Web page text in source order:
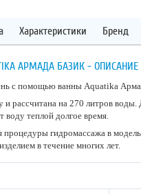
Характеристики Бренд
АРМАДА БАЗИК - ОПИСАНИЕ
с помощью ванны Aquatika
рассчитана на 270 литров воды.
воду теплой долгое время.
процедуры гидромассажа в
в течение многих лет.